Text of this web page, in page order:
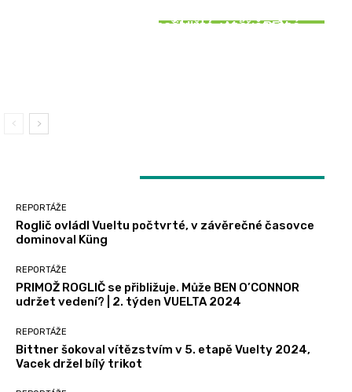
Roglič ovládl Vueltu počtvrté, v závěrečné
PRIMOŽ ROGLIČ se přibližuje. Může BEN
REPORTÁŽE
Roglič ovládl Vueltu počtvrté, v závěrečné časovce
dominoval Küng
REPORTÁŽE
PRIMOŽ ROGLIČ se přibližuje. Může BEN O’CONNOR
udržet vedení? | 2. týden VUELTA 2024
REPORTÁŽE
Bittner šokoval vítězstvím v 5. etapě Vuelty 2024,
Vacek držel bílý trikot